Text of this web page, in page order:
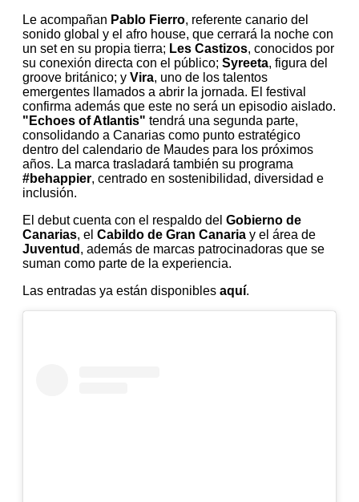
Le acompañan Pablo Fierro, referente canario del
sonido global y el afro house, que cerrará la noche con
un set en su propia tierra; Les Castizos, conocidos por
su conexión directa con el público; Syreeta, figura del
groove británico; y Vira, uno de los talentos
emergentes llamados a abrir la jornada. El festival
confirma además que este no será un episodio aislado.
"Echoes of Atlantis" tendrá una segunda parte,
consolidando a Canarias como punto estratégico
dentro del calendario de Maudes para los próximos
años. La marca trasladará también su programa
#behappier, centrado en sostenibilidad, diversidad e
inclusión.
El debut cuenta con el respaldo del Gobierno de
Canarias, el Cabildo de Gran Canaria y el área de
Juventud , además de marcas patrocinadoras que se
suman como parte de la experiencia.
Las entradas ya están disponibles aquí.